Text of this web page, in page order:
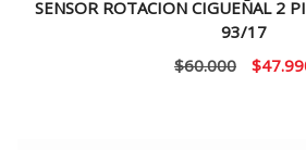
SENSOR ROTACION CIGUEÑAL 2
93/17
$60.000
El
$